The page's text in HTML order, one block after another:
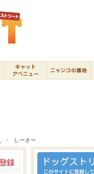
> しーさー